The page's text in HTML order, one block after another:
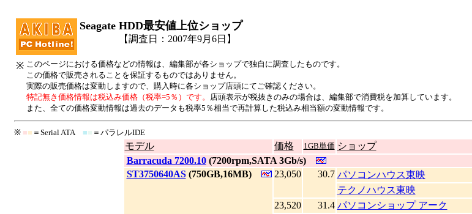
Seagate HDD最安値上位ショップ
【調査日：2007年9月6日】
※ このページにおける価格などの情報は、編集部が各ショップで独自に調査したものです。
この価格で販売されることを保証するものではありません。
実際の販売価格は変動しますので、購入時に各ショップ店頭にてご確認ください。
特記無き価格情報は税込み価格（税率=5％）です。 店頭表示が税抜きのみの場合は、編集部で消費税を加算しています。
また、全ての価格変動情報は過去のデータも税率5％相当で再計算した税込み相当額の変動情報です。
※ ■■ ＝Serial ATA ■ ＝パラレルIDE
モデル 価格 1GB単価 ショップ
Barracuda 7200.10(7200rpm,SATA 3Gb/s)
ST3750640AS(750GB,16MB) 23,050 30.7 パソコンハウス東映
テクノハウス東映
23,520
31.4 パソコンショップ アーク